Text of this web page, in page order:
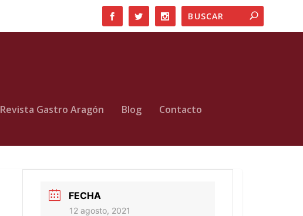
Revista Gastro Aragón Blog Contacto
FECHA
12 agosto, 2021